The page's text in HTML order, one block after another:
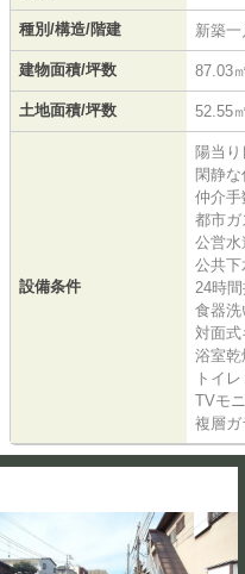
種別/構造/階建 新築
建物面積/坪数 87.03
土地面積/坪数 52.55
設備条件
陽当り
閑静
仲介手
都市ガ
公営水
公共下
24時
食器洗
対面式
浴室乾
トイ
TVモ
複層ガ